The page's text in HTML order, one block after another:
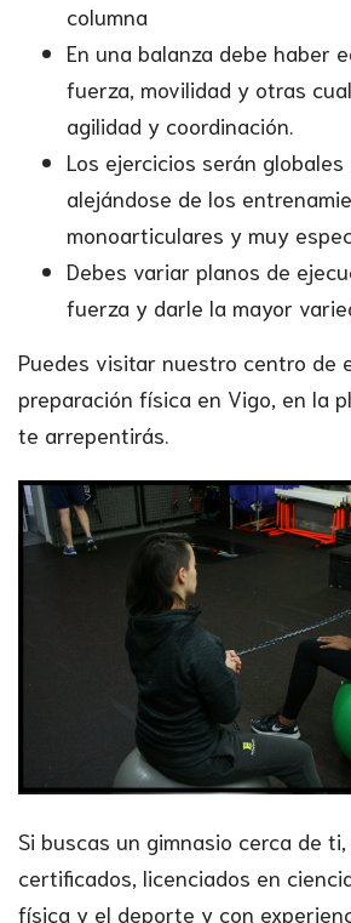
columna
En una balanza debe haber
fuerza, movilidad y otras
agilidad y coordinación.
Los ejercicios serán
alejándose de los
monoarticulares y muy
Debes variar planos de
fuerza y darle la mayor
Puedes visitar nuestro centro de
preparación física en Vigo, en la
te arrepentirás.
Si buscas un gimnasio cerca de
certificados, licenciados en
física y el deporte y con